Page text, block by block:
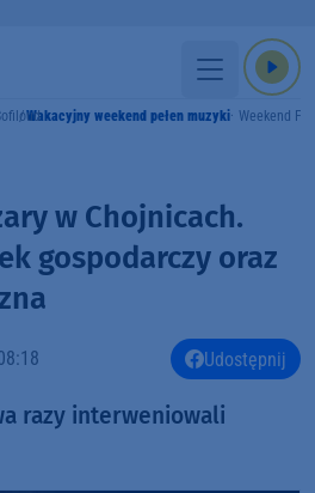
Wakacyjny weekend pełen muzyki Weekend FM
w Chojnicach.
gospodarczy oraz
Udostępnij
razy interweniowali